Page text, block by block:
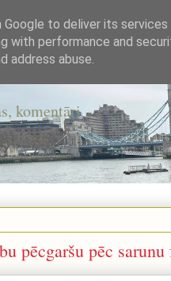
komentāri
pēcgaršu pēc
to deliver its
with performance and
address abuse.